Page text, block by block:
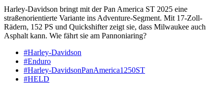
Harley-Davidson bringt mit der Pan America ST 2025 eine
straßenorientierte Variante ins Adventure-Segment. Mit 17-Zoll-
Rädern, 152 PS und Quickshifter zeigt sie, dass Milwaukee auch
Asphalt kann. Wie fährt sie am Pannoniaring?
#Harley-Davidson
#Enduro
#Harley-DavidsonPanAmerica1250ST
#HELD